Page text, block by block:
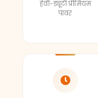
हेवी-ड्यूटी प्रीमियम
पावर